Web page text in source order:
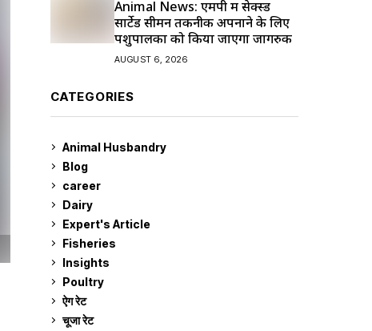
Animal News: एमपी में सेक्स्ड
सार्टेड सीमन तकनीक अपनाने के लिए
पशुपालकों को किया जाएगा जागरुक
AUGUST 6, 2026
CATEGORIES
Animal Husbandry
Blog
career
Dairy
Expert's Article
Fisheries
Insights
Poultry
ऐग रेट
चूजा रेट